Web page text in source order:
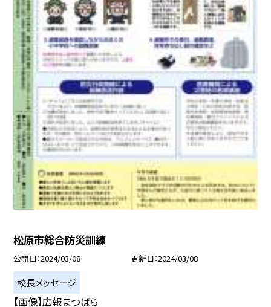
松原市総合防災訓練
公開日 2024/03/08 更新日 2024/03/08
校長メッセージ
【画像】広報まつばら